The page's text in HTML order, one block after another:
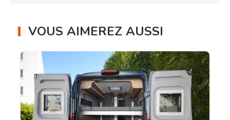
VOUS AIMEREZ AUSSI